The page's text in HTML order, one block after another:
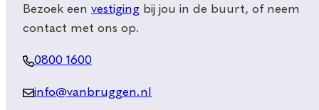
Bezoek een vestiging bij jou in de buurt, of neem
contact met ons op.
0800 1600
info@vanbruggen.nl